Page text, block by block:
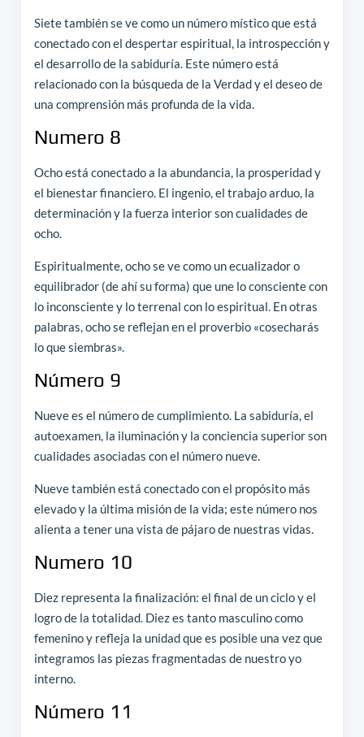
Siete también se ve como un número místico que está
conectado con el despertar espiritual, la introspección y
el desarrollo de la sabiduría. Este número está
relacionado con la búsqueda de la Verdad y el deseo de
una comprensión más profunda de la vida.
Numero 8
Ocho está conectado a la abundancia, la prosperidad y
el bienestar financiero. El ingenio, el trabajo arduo, la
determinación y la fuerza interior son cualidades de
ocho.
Espiritualmente, ocho se ve como un ecualizador o
equilibrador (de ahí su forma) que une lo consciente con
lo inconsciente y lo terrenal con lo espiritual. En otras
palabras, ocho se reflejan en el proverbio «cosecharás
lo que siembras».
Número 9
Nueve es el número de cumplimiento. La sabiduría, el
autoexamen, la iluminación y la conciencia superior son
cualidades asociadas con el número nueve.
Nueve también está conectado con el propósito más
elevado y la última misión de la vida; este número nos
alienta a tener una vista de pájaro de nuestras vidas.
Numero 10
Diez representa la finalización: el final de un ciclo y el
logro de la totalidad. Diez es tanto masculino como
femenino y refleja la unidad que es posible una vez que
integramos las piezas fragmentadas de nuestro yo
interno.
Número 11